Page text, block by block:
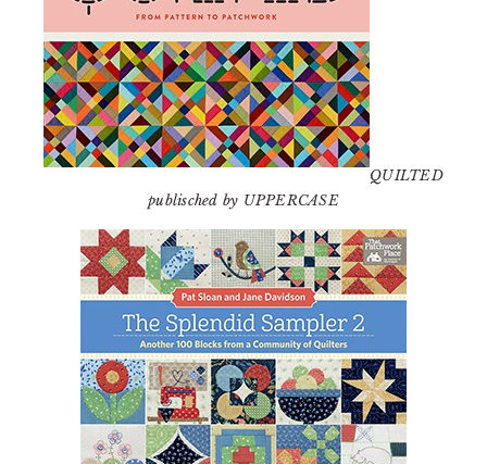
QUILTED
publisched by UPPERCASE